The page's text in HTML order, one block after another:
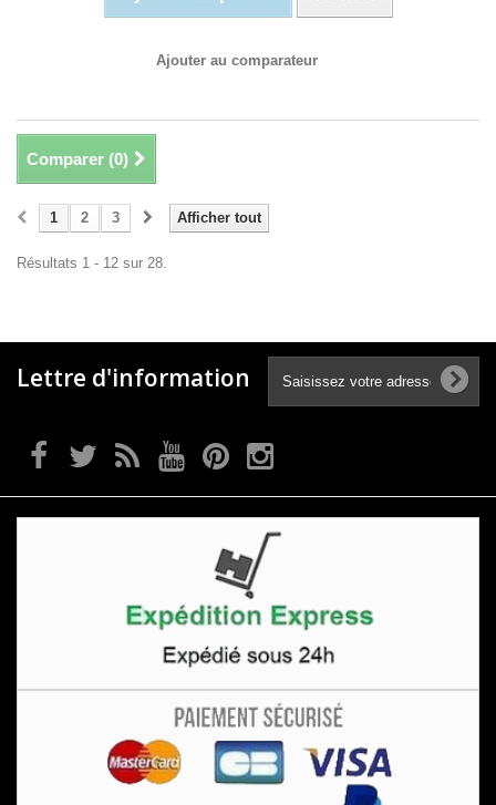
Ajouter au comparateur
Comparer (0)
Afficher tout
1 2 3
Résultats 1 - 12 sur 28.
Lettre d'information